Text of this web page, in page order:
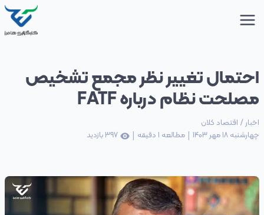
احتمال تغییر نظر مجمع تشخیص
مصلحت نظام درباره FATF
اخبار / اقتصاد کلان
چهارشنبه 18 مهر 1403
| مطالعه 1 دقیقه |
397بازدید